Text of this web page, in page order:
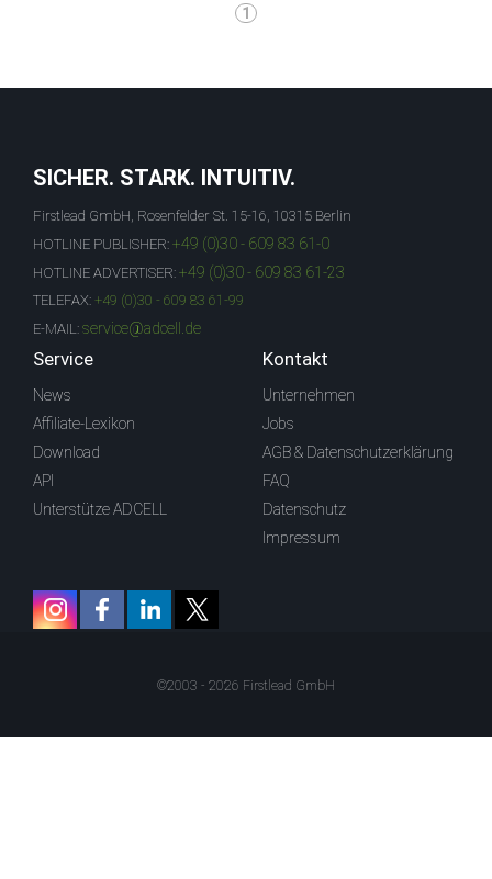
1
SICHER. STARK. INTUITIV.
Firstlead GmbH, Rosenfelder St. 15-16, 10315 Berlin
HOTLINE PUBLISHER: +49 (0)30 - 609 83 61-0
HOTLINE ADVERTISER: +49 (0)30 - 609 83 61-23
TELEFAX: +49 (0)30 - 609 83 61-99
E-MAIL: service@adcell.de
Service
News
Affiliate-Lexikon
Download
API
Unterstütze ADCELL
Kontakt
Unternehmen
Jobs
AGB & Datenschutzerklärung
FAQ
Datenschutz
Impressum
©2003 - 2026 Firstlead GmbH